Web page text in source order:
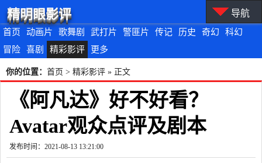
首页 动画片 歌舞剧 武打片 警匪片 传记 历史 奇幻
科幻
冒险
喜剧 精彩影评 更多
精明眼影评 导航
你的位置： 首页 > 精彩影评 » 正文
《阿凡达》好不好看？
Avatar观众点评及剧本
发布时间：2021-08-13 13:21:00